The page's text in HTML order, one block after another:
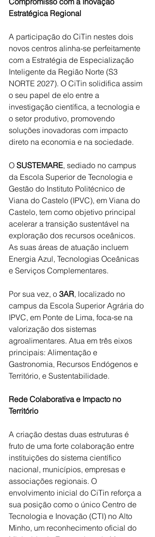
Estratégica Regional
A participação do CiTin nestes dois
novos centros alinha-se perfeitamente
com a Estratégia de Especialização
Inteligente da Região Norte (S3
NORTE 2027). O CiTin solidifica assim
o seu papel de elo entre a
investigação científica, a tecnologia e
o setor produtivo, promovendo
soluções inovadoras com impacto
direto na economia e na sociedade.
O SUSTEMARE, sediado no campus
da Escola Superior de Tecnologia e
Gestão do Instituto Politécnico de
Viana do Castelo (IPVC), em Viana do
Castelo, tem como objetivo principal
acelerar a transição sustentável na
exploração dos recursos oceânicos.
As suas áreas de atuação incluem
Energia Azul, Tecnologias Oceânicas
e Serviços Complementares.
Por sua vez, o 3AR, localizado no
campus da Escola Superior Agrária do
IPVC, em Ponte de Lima, foca-se na
valorização dos sistemas
agroalimentares. Atua em três eixos
principais: Alimentação e
Gastronomia, Recursos Endógenos e
Território, e Sustentabilidade.
Rede Colaborativa e Impacto no
Território
A criação destas duas estruturas é
fruto de uma forte colaboração entre
instituições do sistema científico
nacional, municípios, empresas e
associações regionais. O
envolvimento inicial do CiTin reforça a
sua posição como o único Centro de
Tecnologia e Inovação (CTI) no Alto
Minho, um reconhecimento oficial do